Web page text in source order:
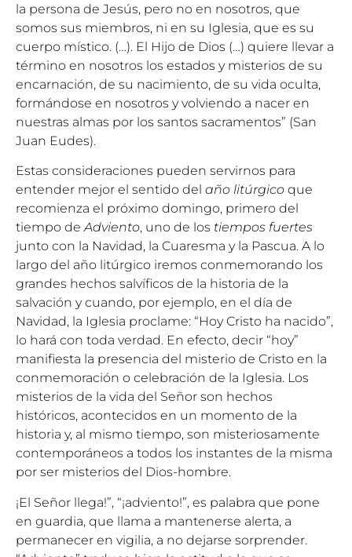
la persona de Jesús, pero no en nosotros, que
somos sus miembros, ni en su Iglesia, que es su
cuerpo místico. (…). El Hijo de Dios (…) quiere llevar a
término en nosotros los estados y misterios de su
encarnación, de su nacimiento, de su vida oculta,
formándose en nosotros y volviendo a nacer en
nuestras almas por los santos sacramentos” (San
Juan Eudes).
Estas consideraciones pueden servirnos para
entender mejor el sentido del año litúrgico que
recomienza el próximo domingo, primero del
tiempo deAdviento, uno de los tiempos fuertes
junto con la Navidad, la Cuaresma y la Pascua. A lo
largo del año litúrgico iremos conmemorando los
grandes hechos salvíficos de la historia de la
salvación y cuando, por ejemplo, en el día de
Navidad, la Iglesia proclame: “Hoy Cristo ha nacido”,
lo hará con toda verdad. En efecto, decir “hoy”
manifiesta la presencia del misterio de Cristo en la
conmemoración o celebración de la Iglesia. Los
misterios de la vida del Señor son hechos
históricos, acontecidos en un momento de la
historia y, al mismo tiempo, son misteriosamente
contemporáneos a todos los instantes de la misma
por ser misterios del Dios-hombre.
¡El Señor llega!”, “¡adviento!”, es palabra que pone
en guardia, que llama a mantenerse alerta, a
permanecer en vigilia, a no dejarse sorprender.